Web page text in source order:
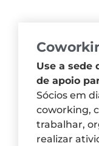
Use a sede
de apoio
Sócios em
coworking,
trabalhar,
realizar